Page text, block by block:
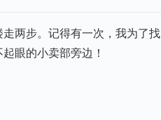
两步。记得有一次，我为了找
眼的小卖部旁边！